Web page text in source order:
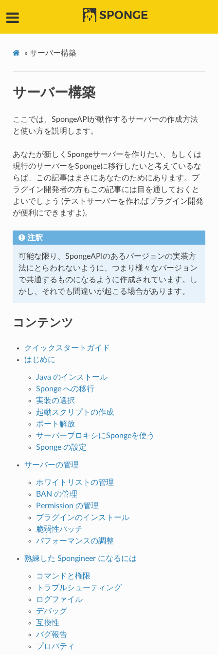
SPONGE
» サーバー構築
サーバー構築
ここでは、SpongeAPIが動作するサーバーの作成方法
と使い方を説明します。
あなたが新しくSpongeサーバーを作りたい、もしくは
現行のサーバーをSpongeに移行したいと考えているな
らば、この記事はまさにあなたのためにあります。プ
ラグイン開発者の方もこの記事には目を通しておくと
よいでしょう (テストサーバーを作ればプラグイン開発
が便利にできますよ)。
注釈
可能な限り、SpongeAPIのあるバージョンの実装方
法にとらわれないように、つまり様々なバージョン
で共通するものになるように作成されています。し
かし、それでも間違いが起こる場合があります。
コンテンツ
クイックスタートガイド
はじめに
Java のインストール
Sponge への移行
実装の選択
起動スクリプトの作成
ポート解放
サーバープロキシにSpongeを使う
Sponge の設定
サーバーの管理
ホワイトリストの管理
BAN の管理
Permission の管理
プラグインのインストール
脆弱性パッチ
パフォーマンスの調整
熟練した Spongineer になるには
コマンドと権限
トラブルシューティング
ログファイル
デバッグ
互換性
バグ報告
プロパティ